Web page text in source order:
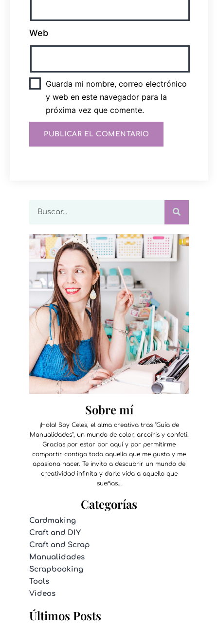
Web
Guarda mi nombre, correo electrónico
y web en este navegador para la
próxima vez que comente.
Sobre mí
¡Hola! Soy Celes, el alma creativa tras “Guía de
Manualidades”, un mundo de color, arcoíris y confeti.
Gracias por estar por aquí y por permitirme
compartir contigo todo aquello que me gusta y me
apasiona hacer. Te invito a descubrir un mundo de
creatividad infinita y darle vida a aquello que
sueñas…
Categorías
Cardmaking
Craft and DIY
Craft and Scrap
Manualidades
Scrapbooking
Tools
Videos
Últimos Posts